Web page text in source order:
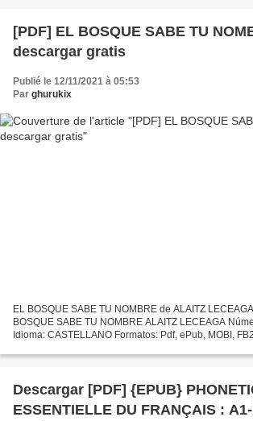
[PDF] EL BOSQUE SABE TU
descargar gratis
Publié le 12/11/2021 à 05:53
Par ghurukix
EL BOSQUE SABE TU NOMBRE de ALAITZ
BOSQUE SABE TU NOMBRE ALAITZ LECEAGA
Idioma: CASTELLANO Formatos: Pdf, ePub, MOBI,
2019 Descargar...
Descargar [PDF] {EPUB}
ESSENTIELLE DU FRANÇAIS :